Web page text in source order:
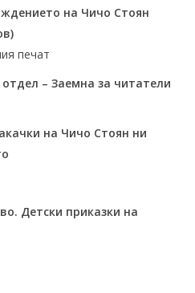
на Чичо Стоян
печат
– Заемна за читатели
на Чичо Стоян ни
Детски приказки на